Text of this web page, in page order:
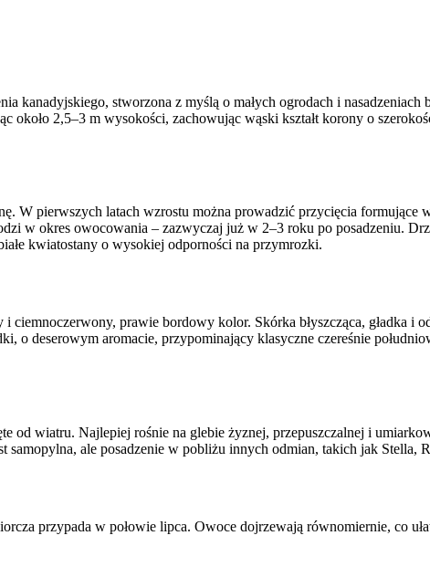
kanadyjskiego, stworzona z myślą o małych ogrodach i
około 2,5–3 m wysokości, zachowując wąski kształt korony o
W pierwszych latach wzrostu można prowadzić przycięcia formujące
w okres owocowania – zazwyczaj już w 2–3 roku po posadzeniu.
kwiatostany o wysokiej odporności na przymrozki.
ciemnoczerwony, prawie bordowy kolor. Skórka błyszcząca, gładka i
o deserowym aromacie, przypominający klasyczne czereśnie
od wiatru. Najlepiej rośnie na glebie żyznej, przepuszczalnej i
samopylna, ale posadzenie w pobliżu innych odmian, takich jak
przypada w połowie lipca. Owoce dojrzewają równomiernie, co